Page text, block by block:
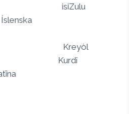
isiZulu
Kreyòl
Kurdî
valoda